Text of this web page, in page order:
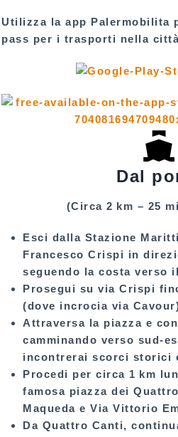
Utilizza la app Palermobilita
pass per i trasporti nella
Dal
(Circa 2 km – 25
Esci dalla Stazione
Francesco Crispi in
seguendo la costa verso
Prosegui su via Crispi
(dove incrocia via
Attraversa la piazza e
camminando verso sud-
incontrerai scorci storici
Procedi per circa 1 km
famosa piazza dei
Maqueda e Via Vittorio
Da Quattro Canti,